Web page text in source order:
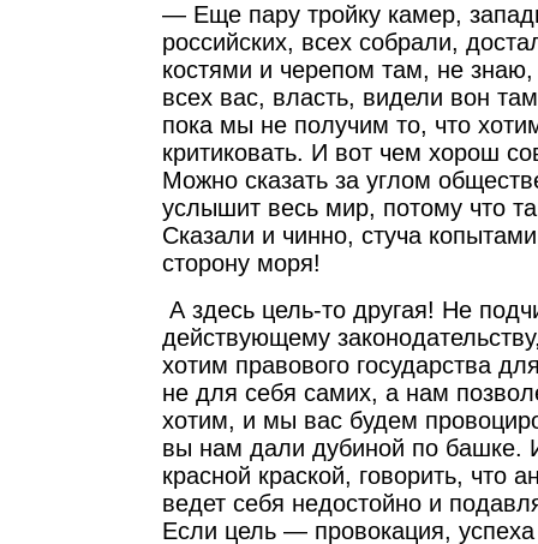
— Еще пару тройку камер,
российских, всех собрали,
костями и черепом там, не
всех вас, власть, видели вон
пока мы не получим то, что
критиковать. И вот чем хорош
Можно сказать за углом
услышит весь мир, потому что
Сказали и чинно, стуча
сторону моря!
А здесь цель-то другая! Не
действующему
хотим правового государства
не для себя самих, а нам
хотим, и мы вас будем
вы нам дали дубиной по башке.
красной краской, говорить, что
ведет себя недостойно и
Если цель — провокация,